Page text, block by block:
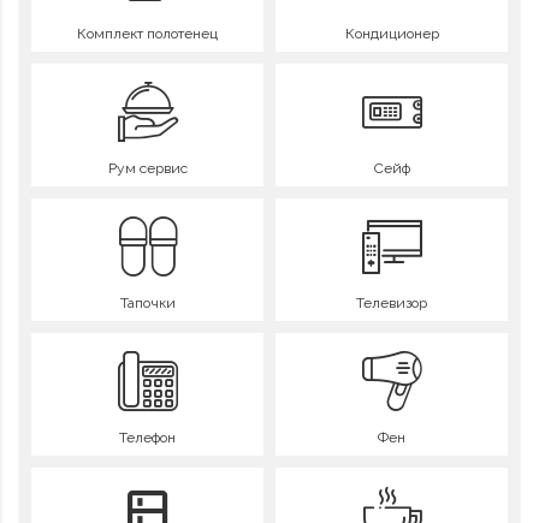
Комплект полотенец Кондиционер
Рум сервис Сейф
Тапочки Телевизор
Телефон Фен